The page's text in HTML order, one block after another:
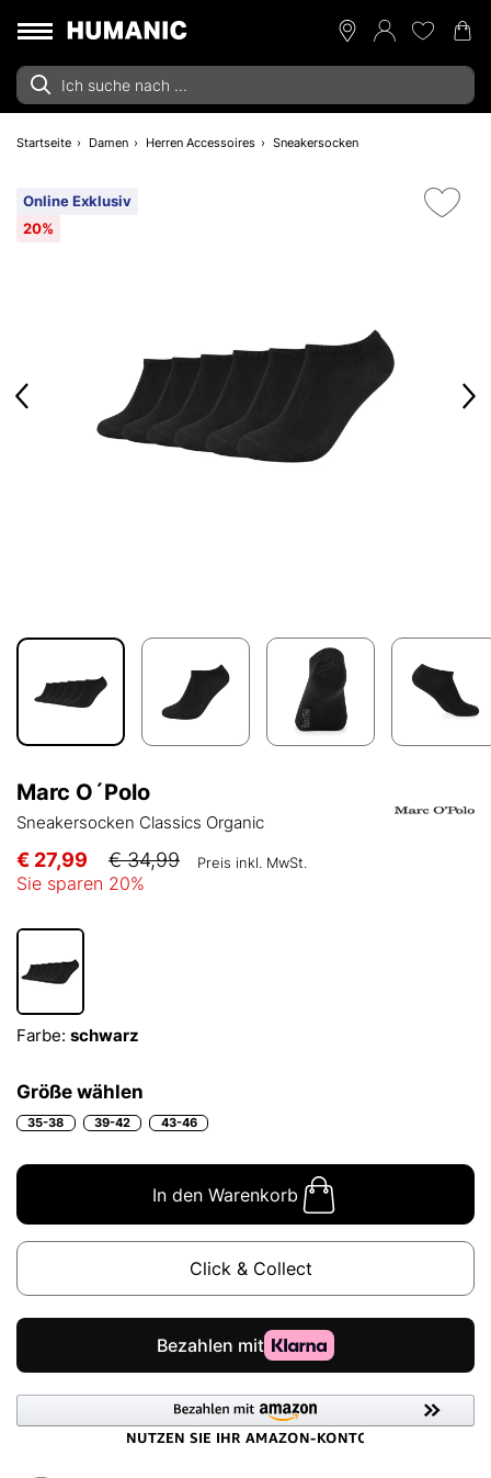
Startseite Damen Herren Accessoires Sneakersocken
Online Exklusiv
20%
Marc O´Polo
Sneakersocken Classics Organic
€ 27,99 € 34,99 Preis inkl. MwSt.
Sie sparen 20%
Farbe: schwarz
Größe wählen
35-38 39-42 43-46
In den Warenkorb
Click & Collect